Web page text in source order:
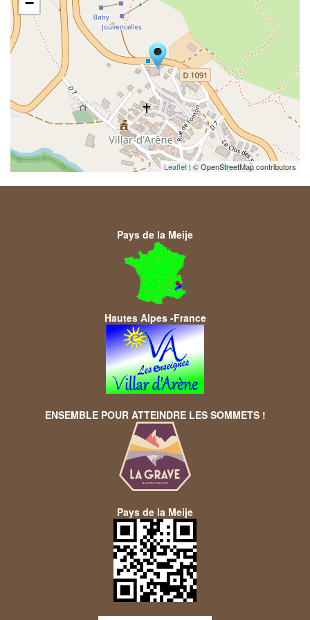
Leaflet| © OpenStreetMap contributors
Pays de la Meije
Hautes Alpes -France
ENSEMBLE POUR ATTEINDRE LES SOMMETS !
Pays de la Meije